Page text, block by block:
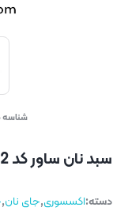
سبد نان ساور کد 3262
دسته:اکسسوری,جای نان,